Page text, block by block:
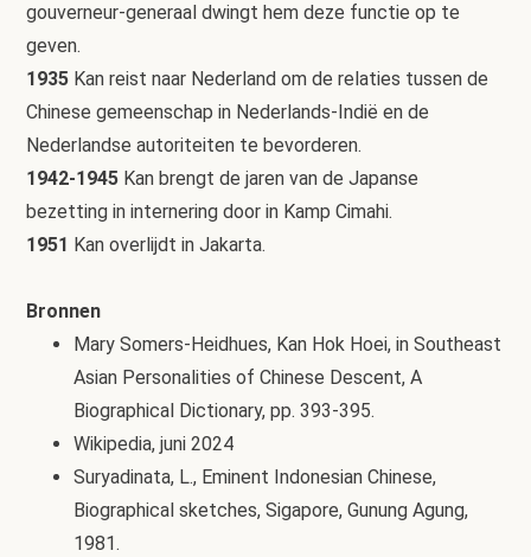
gouverneur-generaal dwingt hem deze functie op te
geven.
1935 Kan reist naar Nederland om de relaties tussen de
Chinese gemeenschap in Nederlands-Indië en de
Nederlandse autoriteiten te bevorderen.
1942-1945 Kan brengt de jaren van de Japanse
bezetting in internering door in Kamp Cimahi.
1951 Kan overlijdt in Jakarta.
Bronnen
Mary Somers-Heidhues, Kan Hok Hoei, in Southeast
Asian Personalities of Chinese Descent, A
Biographical Dictionary, pp. 393-395.
Wikipedia, juni 2024
Suryadinata, L., Eminent Indonesian Chinese,
Biographical sketches, Sigapore, Gunung Agung,
1981.